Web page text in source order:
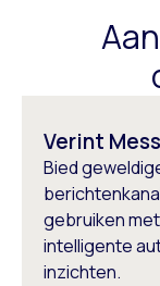
Verint
Bied
gebruiken
intelligente
inzichten.